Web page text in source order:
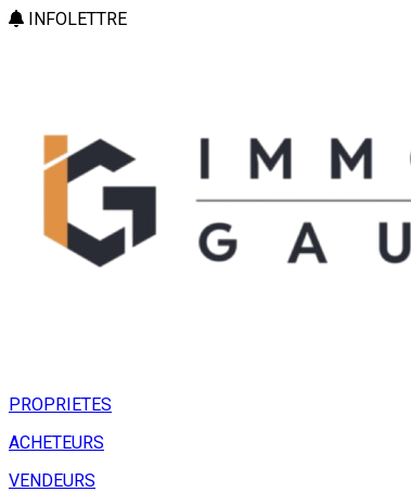
INFOLETTRE
PROPRIETES
ACHETEURS
VENDEURS